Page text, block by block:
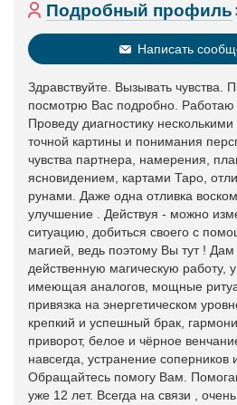
Подробный профиль
Написать
Здравствуйте. Вызывать чувства.
посмотрю Вас подробно. Работаю
Проведу диагностику
точной картины и понимания
чувства партнера, намерения,
ясновидением, картами Таро,
рунами. Даже одна отливка
улучшение . Действуя - можно
ситуацию, добиться своего с
магией, ведь поэтому Вы тут ! Дам
действенную магическую работу,
имеющая аналогов, мощные
привязка на энергетическом
крепкий и успешный брак,
приворот, белое и чёрное
навсегда, устранение соперников
Обращайтесь помогу Вам.
уже 12 лет. Всегда на связи ,